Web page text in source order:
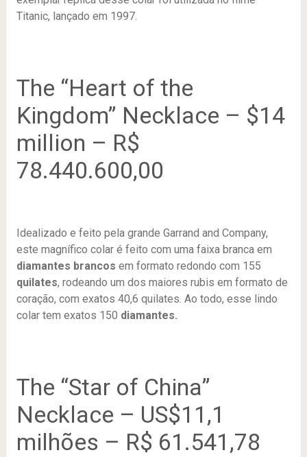
Titanic, lançado em 1997.
The “Heart of the
Kingdom” Necklace – $14
million – R$
78.440.600,00
Idealizado e feito pela grande Garrand and Company,
este magnífico colar é feito com uma faixa branca em
diamantes brancos em formato redondo com 155
quilates, rodeando um dos maiores rubis em formato de
coração, com exatos 40,6 quilates. Ao todo, esse lindo
colar tem exatos 150 diamantes.
The “Star of China”
Necklace – US$11,1
milhões – R$ 61.541,78